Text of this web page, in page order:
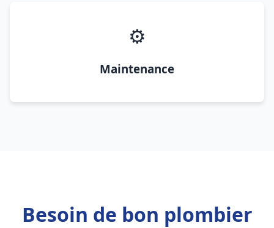
⚙️
Maintenance
Besoin de bon plombier